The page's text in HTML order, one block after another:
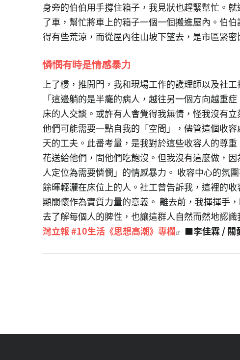
身旁的伯伯用手撐住箱子，我見狀也趕緊幫忙。
了車，幫忙將車上的箱子一個一個搬進屋內。伯
得有些荒涼，而從屋內往山坡下望去，是市區緊密
憐憫有時是情感暴力
上了樓，推開門，我和現場工作的護理師以及社
「這邊躺的是半癱的病人，越往另一個方向越重
床的人交談。或許有人會覺得我無情，怪我沒有
他們可能需要一點自我的「空間」，儘管這個收
天的工夫。此番考量，是我對於這些收容人的尊
花送給他們，問他們吃飽沒。但我沒有這麼做，
人定位為需要憐憫」的情感暴力。 收容中心的氛
餘暉輕灑在床位上的人。社工曾告訴我，這裡的
顯關懷作為實質力量的意義。 離去前，我揮揮手
去了解每個人的脾性，也讓這群人自然而然地認
灣立報 #10生活《思想高潮》專欄
■李佳霖 / 關